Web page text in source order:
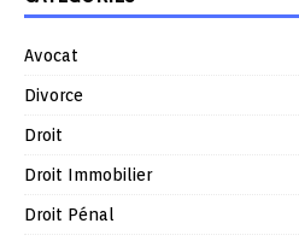
Avocat
Divorce
Droit
Droit Immobilier
Droit Pénal